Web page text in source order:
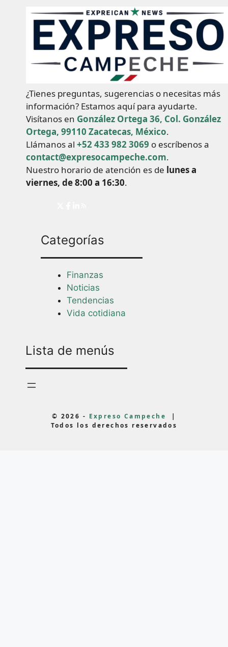
¿Tienes preguntas, sugerencias o necesitas más
información? Estamos aquí para ayudarte.
Visítanos en González Ortega 36, Col. González
Ortega, 99110 Zacatecas, México.
Llámanos al +52 433 982 3069 o escríbenos a
contact@expresocampeche.com.
Nuestro horario de atención es de lunes a
viernes, de 8:00 a 16:30.
Categorías
Finanzas
Noticias
Tendencias
Vida cotidiana
Lista de menús
© 2026 - Expreso Campeche
|
Todos los derechos reservados